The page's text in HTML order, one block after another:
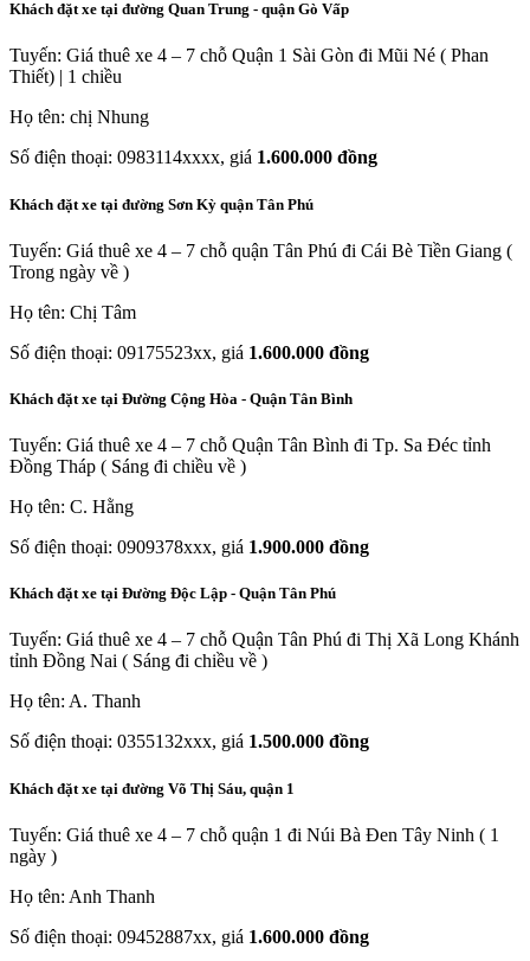
Khách đặt xe tại đường Quan Trung - quận Gò Vấp
Tuyến: Giá thuê xe 4 – 7 chỗ Quận 1 Sài Gòn đi Mũi Né ( Phan
Thiết) | 1 chiều
Họ tên: chị Nhung
Số điện thoại: 0983114xxxx, giá 1.600.000 đồng
Khách đặt xe tại đường Sơn Kỳ quận Tân Phú
Tuyến: Giá thuê xe 4 – 7 chỗ quận Tân Phú đi Cái Bè Tiền Giang (
Trong ngày về )
Họ tên: Chị Tâm
Số điện thoại: 09175523xx, giá 1.600.000 đồng
Khách đặt xe tại Đường Cộng Hòa - Quận Tân Bình
Tuyến: Giá thuê xe 4 – 7 chỗ Quận Tân Bình đi Tp. Sa Đéc tỉnh
Đồng Tháp ( Sáng đi chiều về )
Họ tên: C. Hằng
Số điện thoại: 0909378xxx, giá 1.900.000 đồng
Khách đặt xe tại Đường Độc Lập - Quận Tân Phú
Tuyến: Giá thuê xe 4 – 7 chỗ Quận Tân Phú đi Thị Xã Long Khánh
tỉnh Đồng Nai ( Sáng đi chiều về )
Họ tên: A. Thanh
Số điện thoại: 0355132xxx, giá 1.500.000 đồng
Khách đặt xe tại đường Võ Thị Sáu, quận 1
Tuyến: Giá thuê xe 4 – 7 chỗ quận 1 đi Núi Bà Đen Tây Ninh ( 1
ngày )
Họ tên: Anh Thanh
Số điện thoại: 09452887xx, giá 1.600.000 đồng